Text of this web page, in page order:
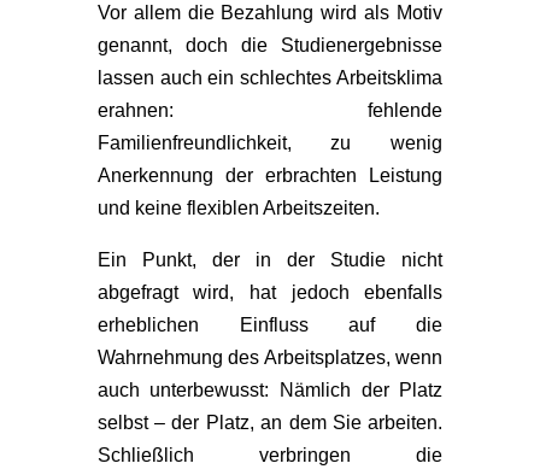
Vor allem die Bezahlung wird als Motiv
genannt, doch die Studienergebnisse
lassen auch ein schlechtes Arbeitsklima
erahnen: fehlende
Familienfreundlichkeit, zu wenig
Anerkennung der erbrachten Leistung
und keine flexiblen Arbeitszeiten.
Ein Punkt, der in der Studie nicht
abgefragt wird, hat jedoch ebenfalls
erheblichen Einfluss auf die
Wahrnehmung des Arbeitsplatzes, wenn
auch unterbewusst: Nämlich der Platz
selbst – der Platz, an dem Sie arbeiten.
Schließlich verbringen die